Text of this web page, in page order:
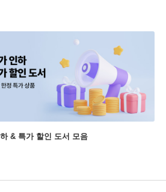
& 특가 할인 도서 모음